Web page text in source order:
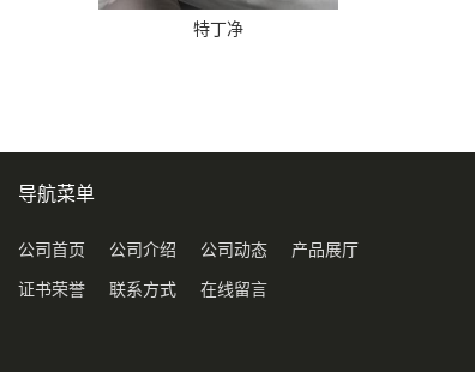
特丁净
导航菜单
公司首页 公司介绍 公司动态 产品展厅
证书荣誉 联系方式 在线留言